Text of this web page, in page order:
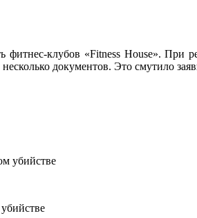
клубов «Fitness House». При
документов. Это смутило